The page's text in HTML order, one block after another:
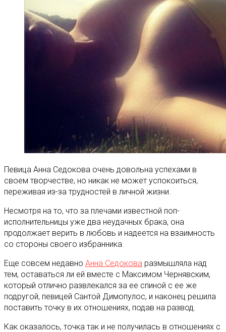
Певица Анна Седокова очень довольна успехами в
своем творчестве, но никак не может успокоиться,
переживая из-за трудностей в личной жизни.
Несмотря на то, что за плечами известной поп-
исполнительницы уже два неудачных брака, она
продолжает верить в любовь и надеется на взаимность
со стороны своего избранника.
Еще совсем недавно Анна Седокова размышляла над
тем, оставаться ли ей вместе с Максимом Чернявским,
который отлично развлекался за ее спиной с ее же
подругой, певицей Сантой Димопулос, и наконец решила
поставить точку в их отношениях, подав на развод.
Как оказалось, точка так и не получилась в отношениях с